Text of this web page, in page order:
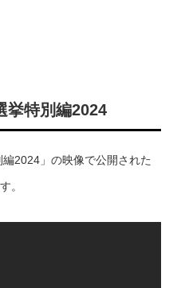
挙特別編2024
編2024」の映像で公開された
。